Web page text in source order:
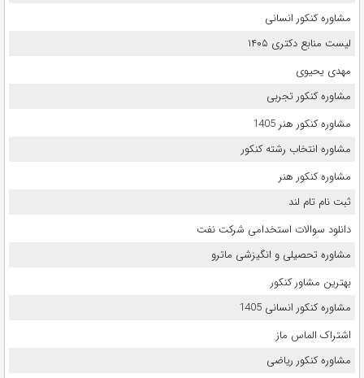
مشاوره کنکور انسانی
لیست منابع دکتری ۱۴۰۵
مهدی یحیوی
مشاوره کنکور تجربی
مشاوره کنکور هنر 1405
مشاوره انتخاب رشته کنکور
مشاوره کنکور هنر
ثبت نام تام لند
دانلود سوالات استخدامی شرکت نفت
مشاوره تحصیلی و انگیزشی ماترو
بهترین مشاور کنکور
مشاوره کنکور انسانی 1405
اشتراک الماس ماز
مشاوره کنکور ریاضی